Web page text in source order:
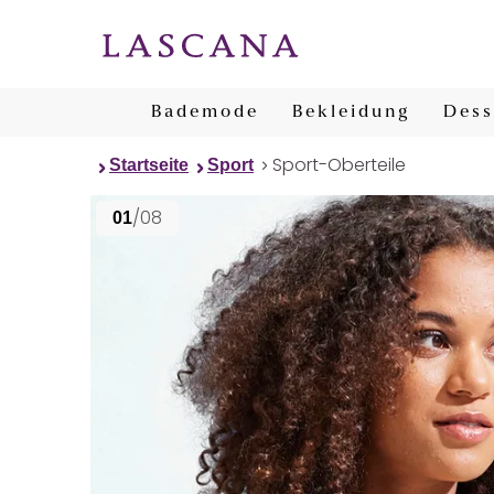
Bademode Bekleidung
Startseite Sport Sport-Oberteile
01/08